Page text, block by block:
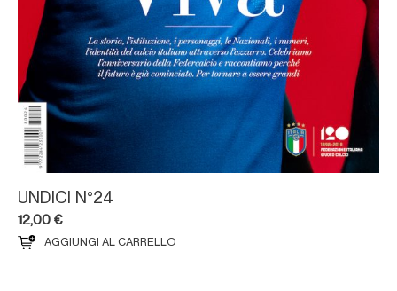
UNDICI N°24
12,00 €
AGGIUNGI AL CARRELLO